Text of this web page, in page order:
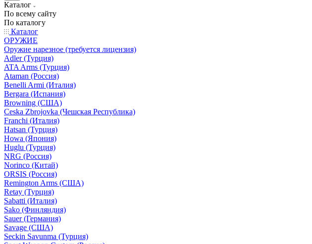
Каталог
По всему сайту
По каталогу
Каталог
ОРУЖИЕ
Оружие нарезное (требуется лицензия)
Adler (Турция)
ATA Arms (Турция)
Ataman (Россия)
Benelli Armi (Италия)
Bergara (Испания)
Browning (США)
Ceska Zbrojovka (Чешская Республика)
Franchi (Италия)
Hatsan (Турция)
Howa (Япония)
Huglu (Турция)
NRG (Россия)
Norinco (Китай)
ORSIS (Россия)
Remington Arms (США)
Retay (Турция)
Sabatti (Италия)
Sako (Финляндия)
Sauer (Германия)
Savage (США)
Seckin Savunma (Турция)